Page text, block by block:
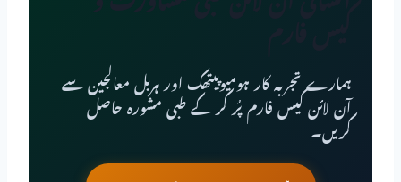
ہمارے تجربہ کار ہومیوپیتھک اور ہربل معالجین سے
آن لائن کیس فارم پُر کر کے طبی مشورہ حاصل
کریں۔